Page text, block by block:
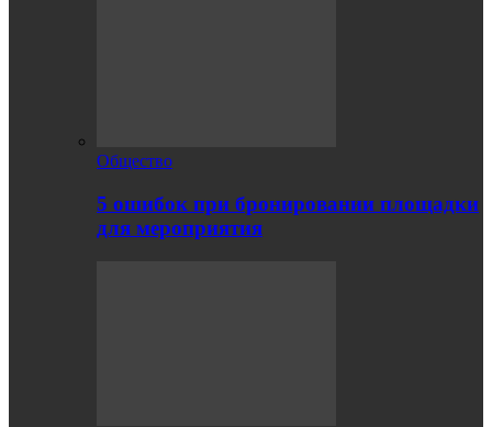
Общество
5 ошибок при бронировании площадки
для мероприятия